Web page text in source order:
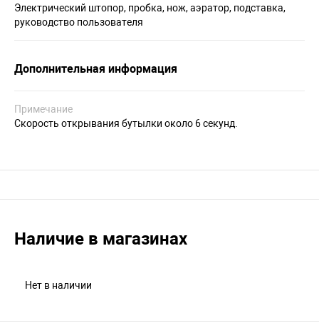
Электрический штопор, пробка, нож, аэратор, подставка,
руководство пользователя
Дополнительная информация
Примечание
Скорость открывания бутылки около 6 секунд.
Наличие в магазинах
Нет в наличии